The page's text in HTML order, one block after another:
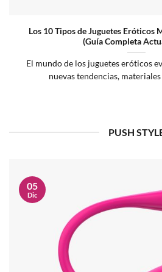
Los 10 Tipos de Juguetes Eróticos
(Guía Completa
El mundo de los juguetes eróticos
nuevas tendencias,
PUSH
05
Dic